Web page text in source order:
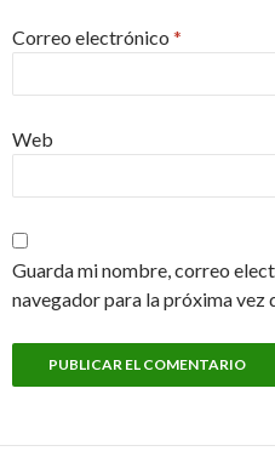
Correo electrónico *
Web
Guarda mi nombre, correo
navegador para la próxima vez